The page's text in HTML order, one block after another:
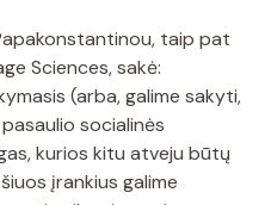
taip pat
Sciences, sakė:
(arba, galime sakyti,
socialinės
kurios kitu atveju būtų
įrankius galime